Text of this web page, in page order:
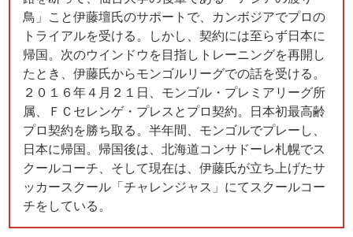
鳥」こと伊藤壇氏のサポートで、カンボジアでプロの
トライアルを受ける。しかし、契約には至らず日本に
帰国。次のウインドウを目指しトレーニングを再開し
たとき、伊藤氏からモンゴルリーグでの話を受ける。
２０１６年４月２１日、モンゴル・プレミアリーグ所
属、ＦＣセレンゲ・プレスとプロ契約。日本初最高齢
プロ契約を勝ち取る。半年間、モンゴルでプレーし、
日本に帰国。帰国後は、北海道コンサドーレ札幌でス
クールコーチ、そして現在は、伊藤氏が立ち上げたサ
ッカースクール「チャレンジャス」にてスクールコー
チをしている。